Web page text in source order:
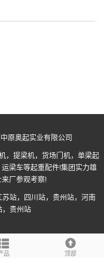
品 顶部
原奥起实业有限公司
，提梁机，货场门机，单梁起
梁车等起重配件!集团实力雄
厂参观考察!
苏站， 四川站， 贵州站， 河南
， 贵州站